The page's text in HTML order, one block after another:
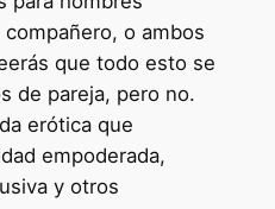
o ambos
que todo esto se
de pareja, pero no.
erótica que
empoderada,
y otros